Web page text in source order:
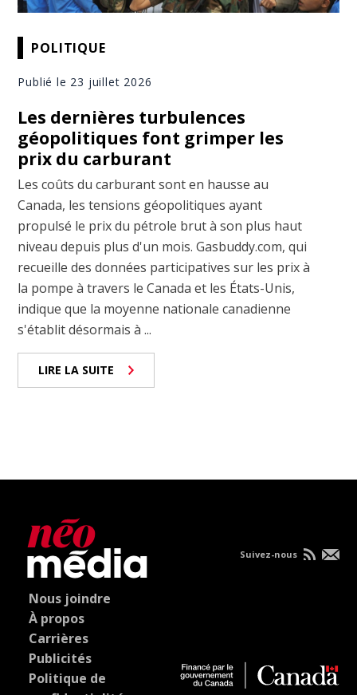
POLITIQUE
Publié le 23 juillet 2026
Les dernières turbulences
géopolitiques font grimper les
prix du carburant
Les coûts du carburant sont en hausse au
Canada, les tensions géopolitiques ayant
propulsé le prix du pétrole brut à son plus haut
niveau depuis plus d'un mois. Gasbuddy.com, qui
recueille des données participatives sur les prix à
la pompe à travers le Canada et les États-Unis,
indique que la moyenne nationale canadienne
s'établit désormais à ...
LIRE LA SUITE
Nous joindre
À propos
Carrières
Publicités
Politique de
Suivez-nous